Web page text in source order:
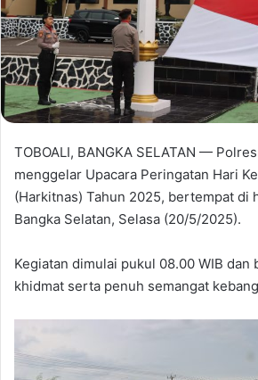
TOBOALI, BANGKA SELATAN —
menggelar Upacara Peringatan Hari
(Harkitnas) Tahun 2025, bertempat di
Bangka Selatan, Selasa (20/5/2025).
Kegiatan dimulai pukul 08.00 WIB dan
khidmat serta penuh semangat